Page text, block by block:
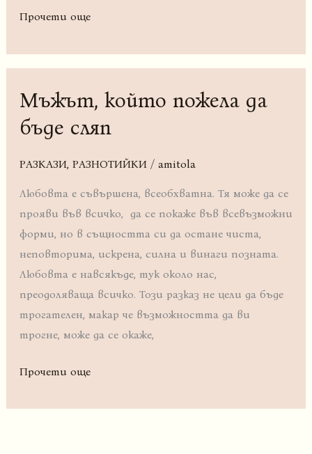
Прочети още
Мъжът, който пожела да
бъде сляп
РАЗКАЗИ, РАЗНОТИЙКИ / amitola
Любовта е съвършена, всеобхватна. Тя може да се
прояви във всичко, да се покаже във всевъзможни
форми, но в същността си да остане чиста,
неповторима, искрена, силна и винаги позната.
Любовта е навсякъде, тук около нас,
преодоляваща всичко. Този разказ не цели да бъде
трогателен, макар че възможността да ви
трогне, може да се окаже,
Мъжът,
който
пожела
сляп
Прочети още